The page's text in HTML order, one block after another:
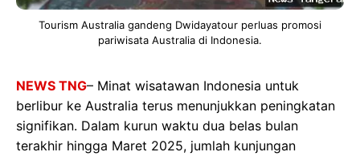
Tourism Australia gandeng Dwidayatour perluas promosi
pariwisata Australia di Indonesia.
NEWS TNG– Minat wisatawan Indonesia untuk
berlibur ke Australia terus menunjukkan peningkatan
signifikan. Dalam kurun waktu dua belas bulan
terakhir hingga Maret 2025, jumlah kunjungan